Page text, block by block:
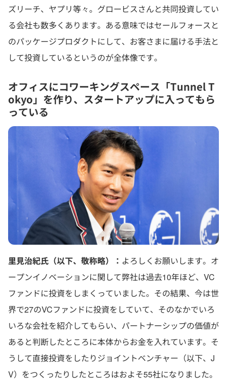
ズリーチ、ヤプリ等々。グロービスさんと共同投資してい
る会社も数多くあります。ある意味ではセールフォースと
のパッケージプロダクトにして、お客さまに届ける手法と
して投資しているというのが全体像です。
オフィスにコワーキングスペース「Tunnel T
okyo」を作り、スタートアップに入ってもら
っている
里見治紀氏（以下、敬称略）： よろしくお願いします。オ
ープンイノベーションに関して弊社は過去10年ほど、VC
ファンドに投資をしまくっていました。その結果、今は世
界で27のVCファンドに投資をしていて、そのなかでいろ
いろな会社を紹介してもらい、パートナーシップの価値が
あると判断したところに本体からお金を入れています。そ
うして直接投資をしたりジョイントベンチャー（以下、J
V）をつくったりしたところはおよそ55社になりました。